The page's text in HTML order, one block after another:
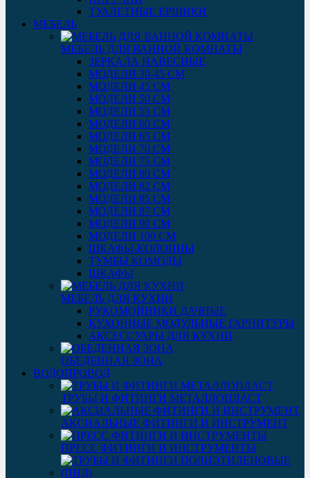
ТУАЛЕТНЫЕ ЕРШИКИ
МЕБЕЛЬ
МЕБЕЛЬ ДЛЯ ВАННОЙ КОМНАТЫ
ЗЕРКАЛА НАВЕСНЫЕ
МОДЕЛИ 30-45 СМ
МОДЕЛИ 45 СМ
МОДЕЛИ 50 СМ
МОДЕЛИ 55 СМ
МОДЕЛИ 60 СМ
МОДЕЛИ 65 СМ
МОДЕЛИ 70 СМ
МОДЕЛИ 75 СМ
МОДЕЛИ 80 СМ
МОДЕЛИ 82 СМ
МОДЕЛИ 85 СМ
МОДЕЛИ 87 СМ
МОДЕЛИ 90 СМ
МОДЕЛИ 100 СМ
ШКАФЫ-КОЛОННЫ
ТУМБЫ КОМОДЫ
ШКАФЫ
МЕБЕЛЬ ДЛЯ КУХНИ
РУКОМОЙНИКИ ДАЧНЫЕ
КУХОННЫЕ МОДУЛЬНЫЕ ГАРНИТУРЫ
АКСЕССУАРЫ ДЛЯ КУХНИ
ОБЕДЕННАЯ ЗОНА
ВОДОПРОВОД
ТРУБЫ И ФИТИНГИ МЕТАЛЛОПЛАСТ
АКСИАЛЬНЫЕ ФИТИНГИ И ИНСТРУМЕНТ
ПРЕСС ФИТИНГИ И ИНСТРУМЕНТЫ